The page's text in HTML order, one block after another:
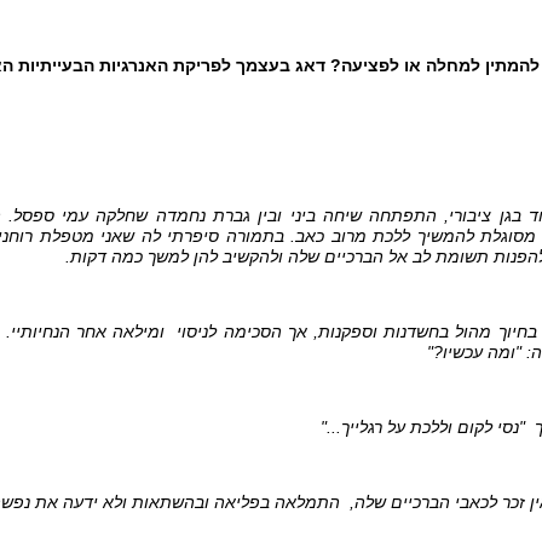
למחלה או לפציעה? דאג בעצמך לפריקת האנרגיות הבעייתיות
ציבורי, התפתחה שיחה ביני ובין גברת נחמדה שחלקה עמי ספסל.
מסוגלת להמשיך ללכת מרוב כאב. בתמורה סיפרתי לה שאני מטפלת
תשומת לב אל הברכיים שלה ולהקשיב להן למשך כמה דקות.
מהול בחשדנות וספקנות, אך הסכימה לניסוי ומילאה אחר הנחיותיי.
"ומה עכשיו?"
"נסי לקום וללכת על רגלייך..."
לכאבי הברכיים שלה, התמלאה בפליאה ובהשתאות ולא ידעה את